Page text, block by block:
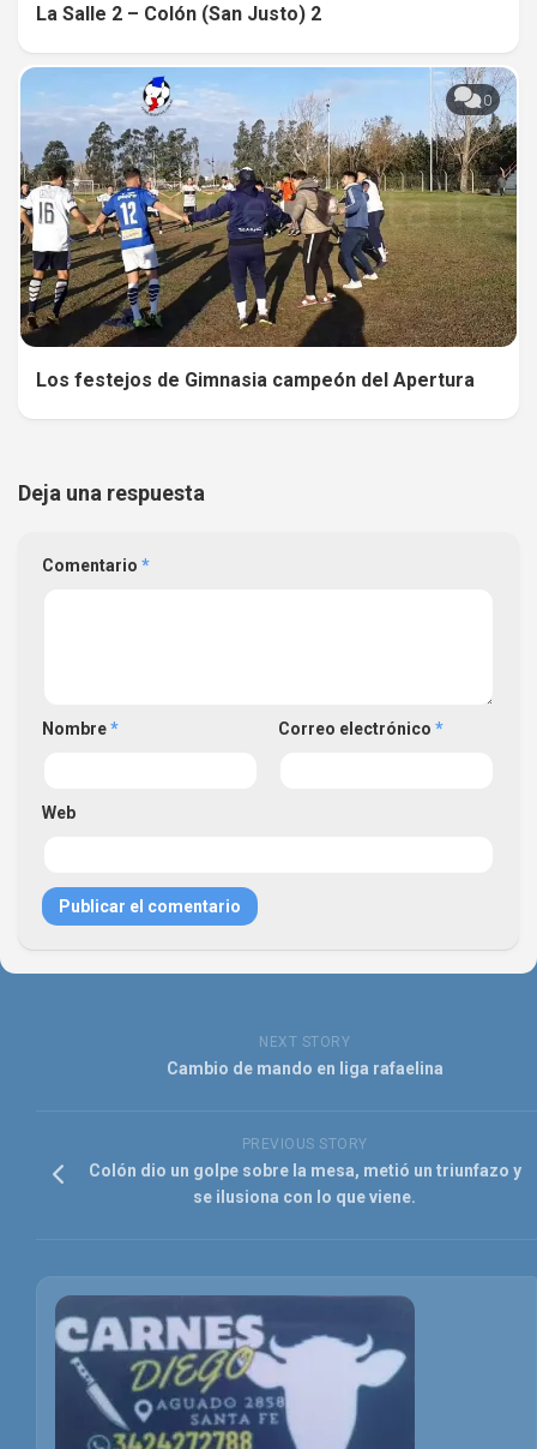
La Salle 2 – Colón (San Justo) 2
0
Los festejos de Gimnasia campeón del Apertura
Deja una respuesta
Comentario *
Nombre* Correo electrónico *
Web
NEXT STORY
Cambio de mando en liga rafaelina
PREVIOUS STORY
Colón dio un golpe sobre la mesa, metió un triunfazo y
se ilusiona con lo que viene.